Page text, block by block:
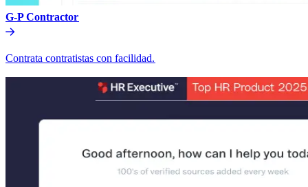
G-P Contractor​​
Contrata contratistas con facilidad.​​